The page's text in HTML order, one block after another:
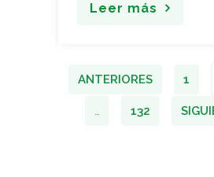
Leer más
ANTERIORES 1
… 132